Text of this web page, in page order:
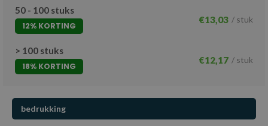
50 - 100 stuks
12% KORTING
€13,03 / stuk
> 100 stuks
18% KORTING
€12,17 / stuk
bedrukking